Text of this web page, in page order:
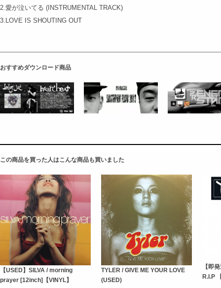
2.愛が泣いてる (INSTRUMENTAL TRACK)
3.LOVE IS SHOUTING OUT
おすすめダウンロード商品
この商品を買った人はこんな商品も買いました
【USED】SILVA / morning
prayer [12inch]【VINYL】
TYLER / GIVE ME YOUR LOVE
(USED)
【即
R.I.P